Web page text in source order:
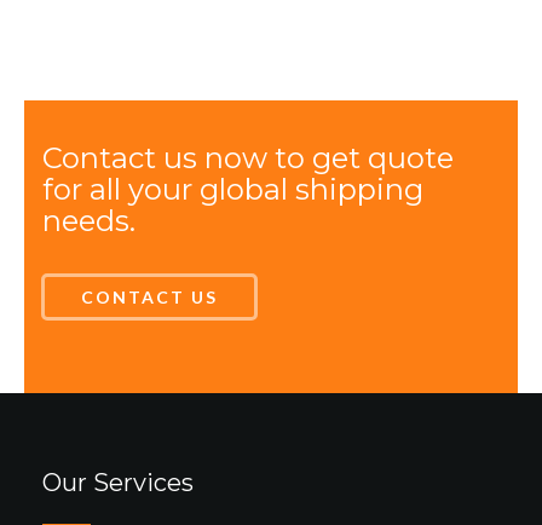
Contact us now to get quote
for all your global shipping
needs.
CONTACT US
Our Services